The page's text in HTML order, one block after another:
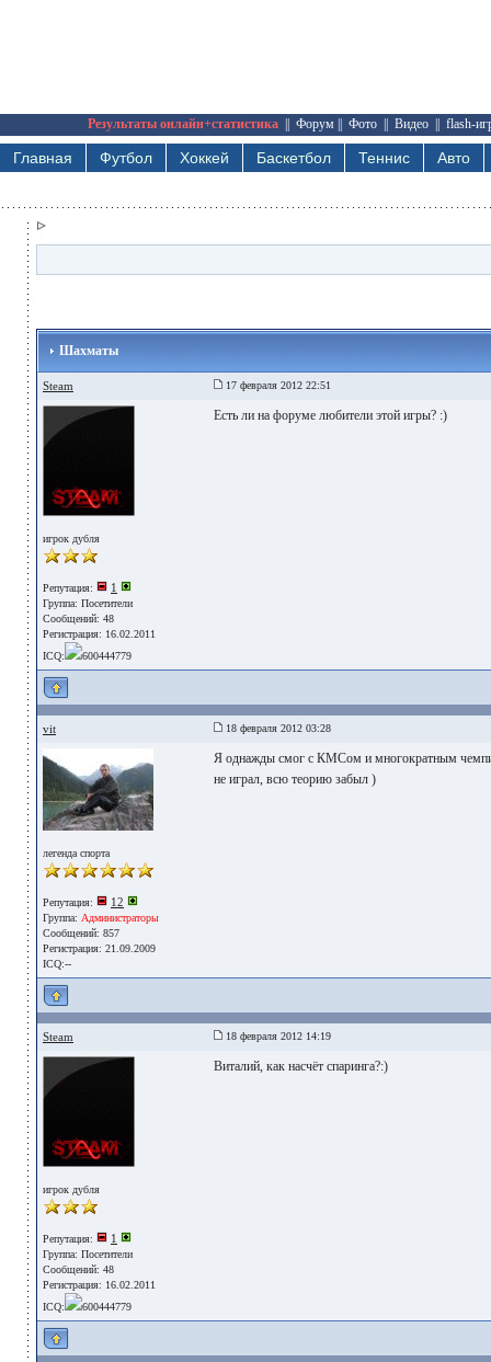
Результаты онлайн+статистика Форум Фото Видео flash-
Главная Футбол Хоккей Баскетбол Теннис Авто
Шахматы
Steam 17 февраля 2012 22:51
игрок дубля
Репутация: 1
Группа: Посетители
Сообщений: 48
Регистрация: 16.02.2011
ICQ:
600444779
Есть ли на форуме любители этой игры? :)
vit 18 февраля 2012 03:28
легенда спорта
Репутация: 12
Группа: Администраторы
Сообщений: 857
Регистрация: 21.09.2009
ICQ:--
Я однажды смог с КМСом и многократным
не играл, всю теорию забыл )
Steam 18 февраля 2012 14:19
игрок дубля
Репутация: 1
Группа: Посетители
Сообщений: 48
Регистрация: 16.02.2011
ICQ:
600444779
Виталий, как насчёт спаринга?:)